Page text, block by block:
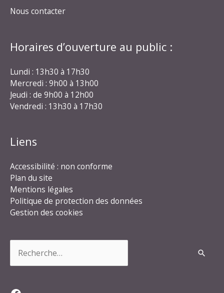
Nous contacter
Horaires d’ouverture au public :
Lundi : 13h30 à 17h30
Mercredi : 9h00 à 13h00
Jeudi : de 9h00 à 12h00
Vendredi : 13h30 à 17h30
Liens
Accessibilité : non conforme
Plan du site
Mentions légales
Politique de protection des données
Gestion des cookies